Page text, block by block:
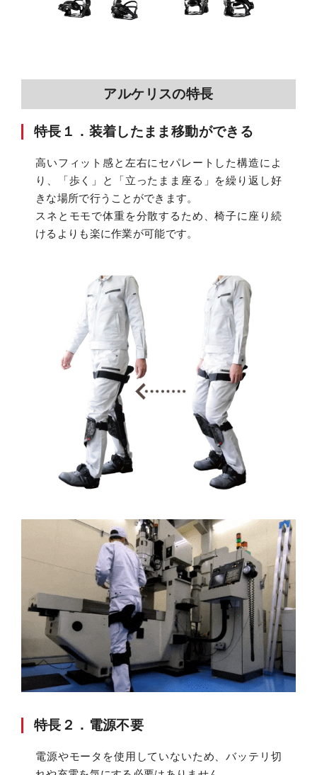
アルケリスの特長
特長１．装着したまま移動ができる
高いフィット感と左右にセパレートした構造によ
り、「歩く」と「立ったまま座る」を繰り返し好
きな場所で行うことができます。
スネとモモで体重を分散するため、椅子に座り続
けるよりも楽に作業が可能です。
特長２．電源不要
電源やモータを使用していないため、バッテリ切